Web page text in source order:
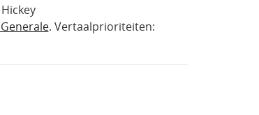
. Vertaalprioriteiten: